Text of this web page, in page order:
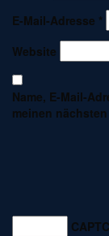
E-Mail-Adresse *
Website
Name, E-Mail-
meinen